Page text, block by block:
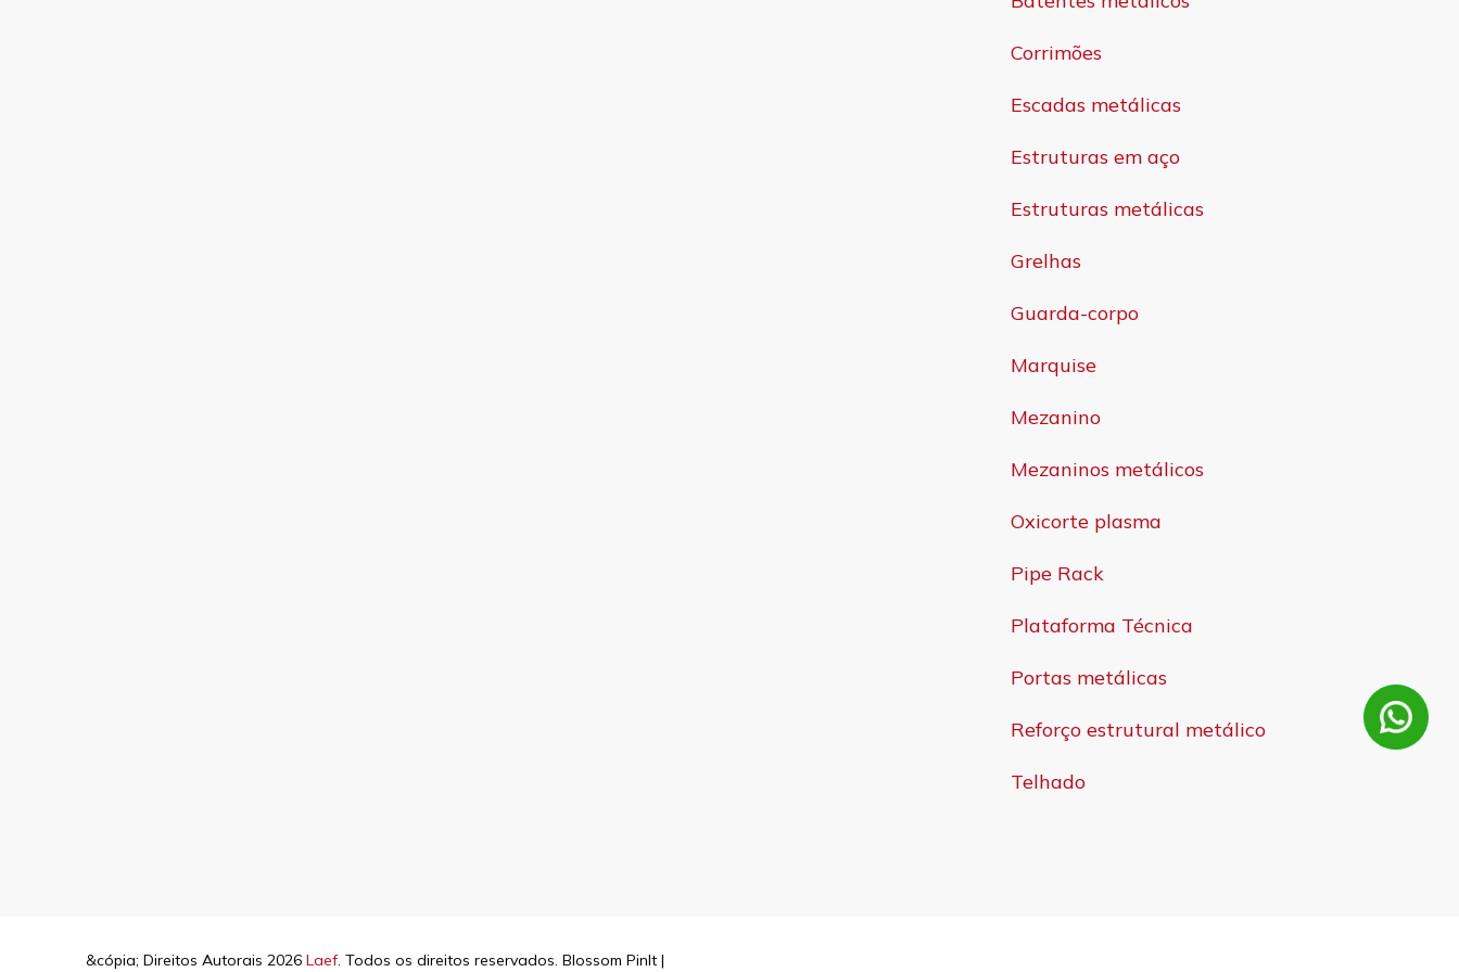
Corrimões
Escadas metálicas
Estruturas em aço
Estruturas metálicas
Grelhas
Guarda-corpo
Marquise
Mezanino
Mezaninos metálicos
Oxicorte plasma
Pipe Rack
Plataforma Técnica
Portas metálicas
Reforço estrutural metálico
Telhado
&cópia; Direitos Autorais 2026 Laef. Todos os direitos reservados. Blossom PinIt |